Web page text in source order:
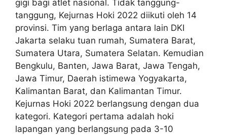
gigi bagi atlet nasional. Tidak tanggung-
tanggung, Kejurnas Hoki 2022 diikuti oleh 14
provinsi. Tim yang berlaga antara lain DKI
Jakarta selaku tuan rumah, Sumatera Barat,
Sumatera Utara, Sumatera Selatan. Kemudian
Bengkulu, Banten, Jawa Barat, Jawa Tengah,
Jawa Timur, Daerah istimewa Yogyakarta,
Kalimantan Barat, dan Kalimantan Timur.
Kejurnas Hoki 2022 berlangsung dengan dua
kategori. Kategori pertama adalah hoki
lapangan yang berlangsung pada 3-10